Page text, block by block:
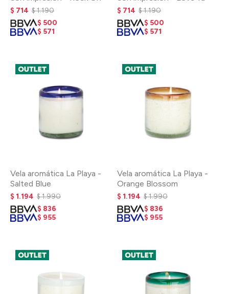
$ 714 $1.190
$ 500
$ 571
$ 714 $1.190
$ 500
$ 571
Vela aromática La Playa -
Salted Blue
$ 1.194 $1.990
$ 836
$ 955
Vela aromática La Playa -
Orange Blossom
$ 1.194 $1.990
$ 836
$ 955